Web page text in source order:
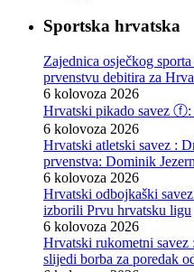
Sportska hrvatska
Zajednica osječkog
prvenstvu debitira za
6 kolovoza 2026
Hrvatski pikado savez
6 kolovoza 2026
Hrvatski atletski savez :
prvenstva: Dominik
6 kolovoza 2026
Hrvatski odbojkaški
izborili Prvu hrvatsku ligu
6 kolovoza 2026
Hrvatski rukometni
slijedi borba za poredak